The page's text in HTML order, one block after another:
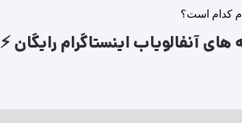
آنفالویاب اینستاگرام رایگان ⚡️ 2025